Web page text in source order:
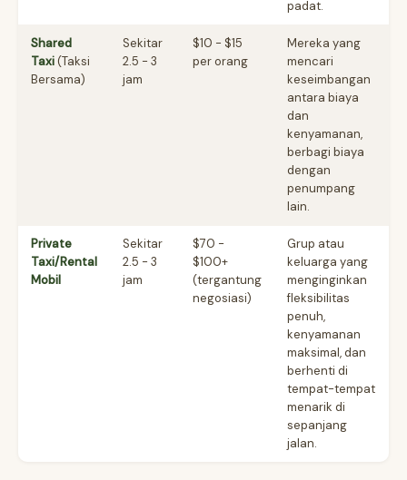
padat.
Shared
Taxi(Taksi
Bersama)
Sekitar
2.5 - 3
jam
$10 - $15
per orang
Mereka yang
mencari
keseimbangan
antara biaya
dan
kenyamanan,
berbagi biaya
dengan
penumpang
lain.
Private
Taxi/Rental
Mobil
Sekitar
2.5 - 3
jam
$70 -
$100+
(tergantung
negosiasi)
Grup atau
keluarga yang
menginginkan
fleksibilitas
penuh,
kenyamanan
maksimal, dan
berhenti di
tempat-tempat
menarik di
sepanjang
jalan.